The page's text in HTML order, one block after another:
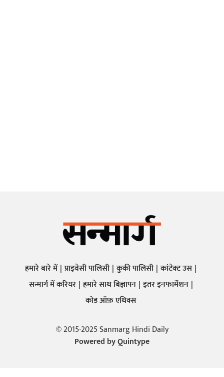
हमारे बारे में प्राइवेसी पालिसी कुकी पालिसी कांटेक्ट उस
सन्मार्ग में करियर हमारे साथ बिज्ञापन इतर इनफार्मेशन
कोड ऑफ़ एथिक्स
© 2015-2025 Sanmarg Hindi Daily
Powered byQuintype